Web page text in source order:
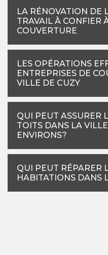
LA RÉNOVATION DE
TRAVAIL À CONFIER
COUVERTURE
LES OPÉRATIONS
ENTREPRISES DE
VILLE DE CUZY
QUI PEUT ASSURER
TOITS DANS LA
ENVIRONS?
QUI PEUT RÉPARER
HABITATIONS DANS